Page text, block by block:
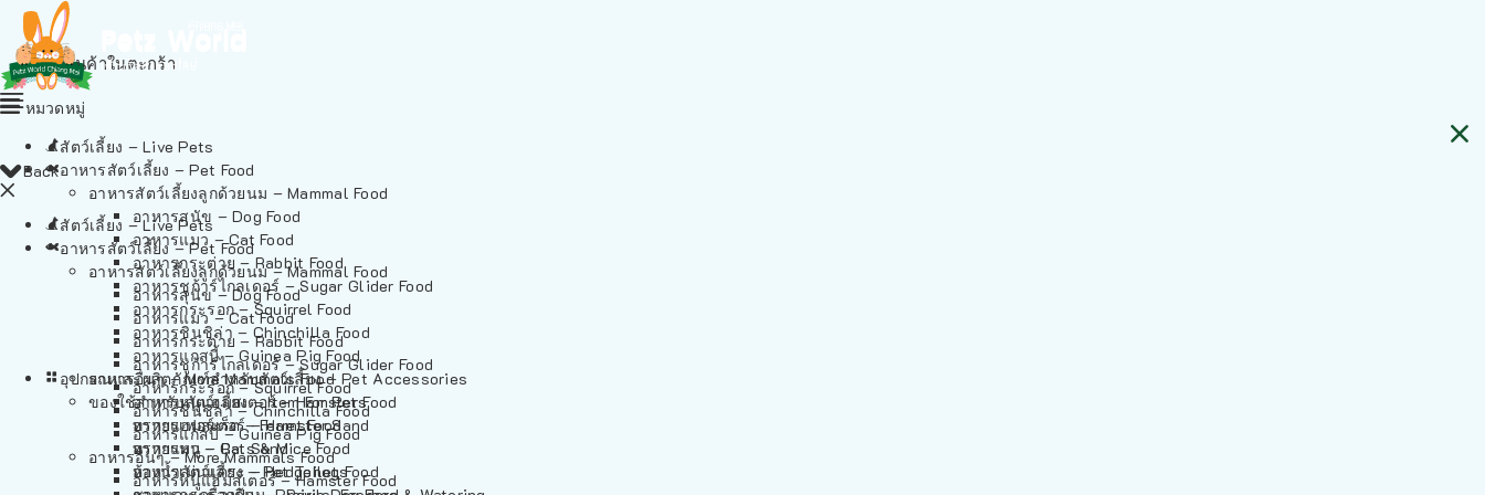
ไม่มีสินค้าในตะกร้า
Back
สัตว์เลี้ยง – Live Pets
อาหารสัตว์เลี้ยง – Pet Food
อาหารสัตว์เลี้ยงลูกด้วยนม – Mammal Food
อาหารสุนัข – Dog Food
อาหารแมว – Cat Food
อาหารกระต่าย – Rabbit Food
อาหารชูก้าร์ไกลเดอร์ – Sugar Glider Food
อาหารกระรอก – Squirrel Food
อาหารชินชิล่า – Chinchilla Food
อาหารแกสบี้ – Guinea Pig Food
อาหารอื่นๆ – More Mammals Food
อาหารหนูแฮมสเตอร์ – Hamster Food
หมวดหมู่
สัตว์เลี้ยง – Live Pets
อาหารสัตว์เลี้ยง – Pet Food
อาหารสัตว์เลี้ยงลูกด้วยนม – Mammal Food
อาหารสุนัข – Dog Food
อาหารแมว – Cat Food
อาหารกระต่าย – Rabbit Food
อาหารชูก้าร์ไกลเดอร์ – Sugar Glider Food
อาหารกระรอก – Squirrel Food
อาหารชินชิล่า – Chinchilla Food
อาหารแกสบี้ – Guinea Pig Food
อาหารอื่นๆ – More Mammals Food
อาหารหนูแฮมสเตอร์ – Hamster Food
อาหารเฟอร์เร็ต – Ferret Food
อาหารหนู – Rats & Mice Food
อาหารเม่นแคระ – Hedgehog Food
อุปกรณและผลิตภัณฑ์สำหรับสัตว์เลี้ยง – Pet Accessories
ของใช้สำหรับสัตว์เลี้ยง – Item For Pets
ทรายแฮมสเตอร์ – Hamster Sand
ทรายแมว – Cat Sand
ห้องน้ำสัตว์เลี้ยง – Pet Toilets